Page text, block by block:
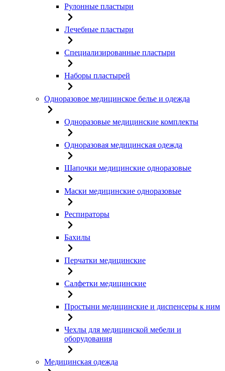
Рулонные пластыри
Лечебные пластыри
Специализированные пластыри
Наборы пластырей
Одноразовое медицинское белье и одежда
Одноразовые медицинские комплекты
Одноразовая медицинская одежда
Шапочки медицинские одноразовые
Маски медицинские одноразовые
Респираторы
Бахилы
Перчатки медицинские
Салфетки медицинские
Простыни медицинские и диспенсеры к ним
Чехлы для медицинской мебели и
оборудования
Медицинская одежда